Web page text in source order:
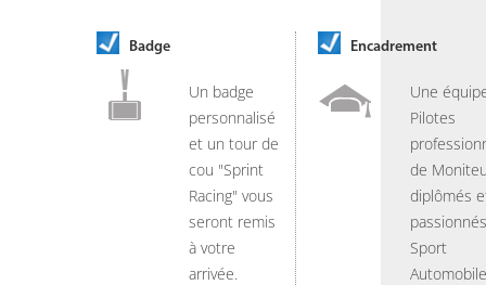
Badge
Un badge
personnalisé
et un tour de
cou "Sprint
Racing" vous
seront remis
à votre
arrivée.
Encadrement
Une
Pilotes
de
diplômés
Sport
Automobile